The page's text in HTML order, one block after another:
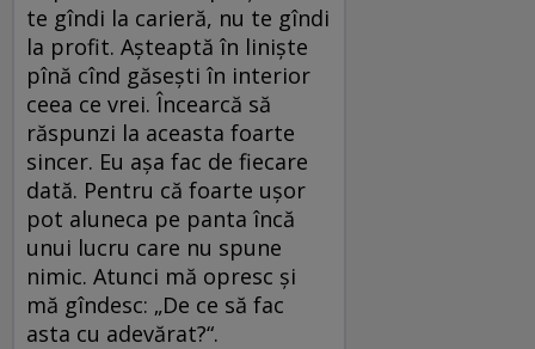
te gîndi la carieră, nu te gîndi
la profit. Aşteaptă în linişte
pînă cînd găseşti în interior
ceea ce vrei. Încearcă să
răspunzi la aceasta foarte
sincer. Eu aşa fac de fiecare
dată. Pentru că foarte uşor
pot aluneca pe panta încă
unui lucru care nu spune
nimic. Atunci mă opresc şi
mă gîndesc: „De ce să fac
asta cu adevărat?“.